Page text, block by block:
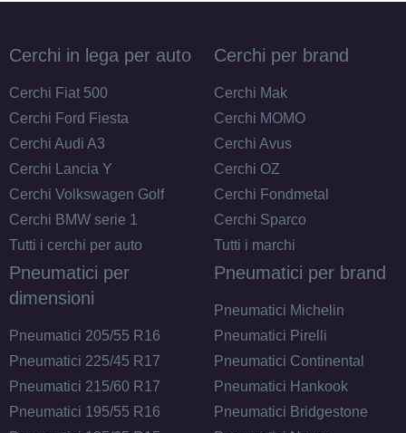
Cerchi in lega per auto
Cerchi Fiat 500
Cerchi Ford Fiesta
Cerchi Audi A3
Cerchi Lancia Y
Cerchi Volkswagen Golf
Cerchi BMW serie 1
Tutti i cerchi per auto
Cerchi per brand
Cerchi Mak
Cerchi MOMO
Cerchi Avus
Cerchi OZ
Cerchi Fondmetal
Cerchi Sparco
Tutti i marchi
Pneumatici per
dimensioni
Pneumatici 205/55 R16
Pneumatici 225/45 R17
Pneumatici 215/60 R17
Pneumatici 195/55 R16
Pneumatici per brand
Pneumatici Michelin
Pneumatici Pirelli
Pneumatici Continental
Pneumatici Hankook
Pneumatici Bridgestone